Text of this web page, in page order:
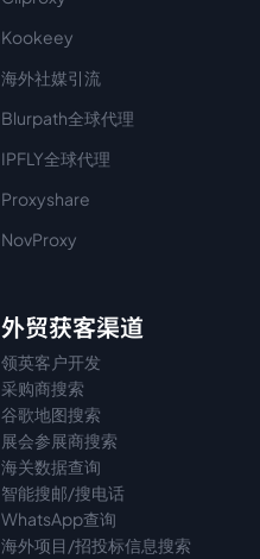
Kookeey
海外社媒引流
Blurpath全球代理
IPFLY全球代理
Proxyshare
NovProxy
外贸获客渠道
领英客户开发
采购商搜索
谷歌地图搜索
展会参展商搜索
海关数据查询
智能搜邮/搜电话
WhatsApp查询
海外项目/招投标信息搜索